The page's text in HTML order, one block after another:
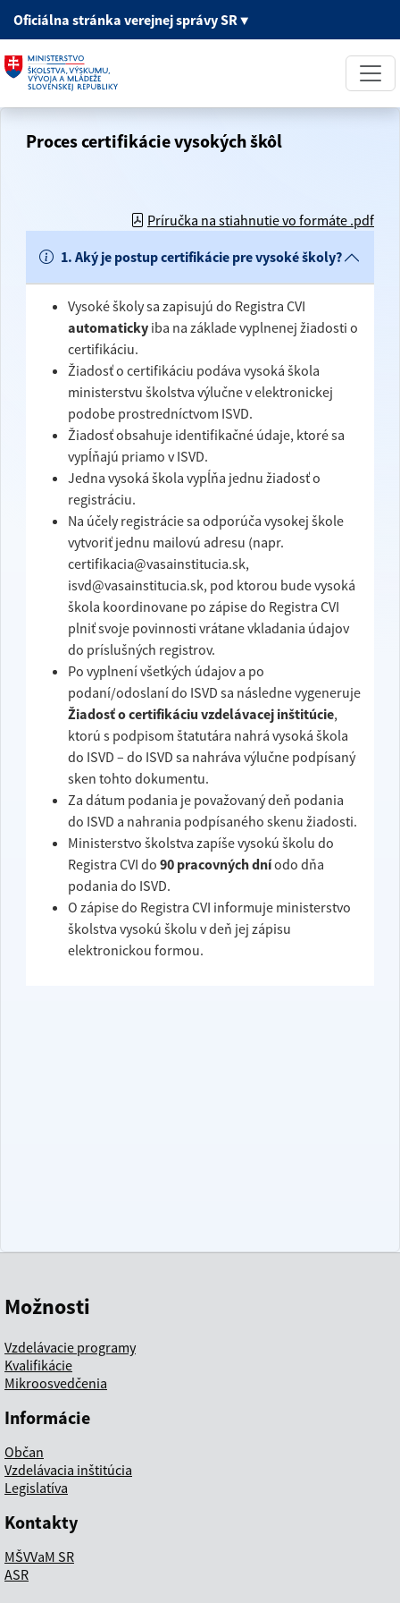
Oficiálna stránka verejnej správy SR▼
Proces certifikácie vysokých škôl
Príručka na stiahnutie vo formáte .pdf
1. Aký je postup certifikácie pre vysoké školy?
Vysoké školy sa zapisujú do Registra CVI
automaticky iba na základe vyplnenej žiadosti o
certifikáciu.
Žiadosť o certifikáciu podáva vysoká škola
ministerstvu školstva výlučne v elektronickej
podobe prostredníctvom ISVD.
Žiadosť obsahuje identifikačné údaje, ktoré sa
vypĺňajú priamo v ISVD.
Jedna vysoká škola vypĺňa jednu žiadosť o
registráciu.
Na účely registrácie sa odporúča vysokej škole
vytvoriť jednu mailovú adresu (napr.
certifikacia@vasainstitucia.sk,
isvd@vasainstitucia.sk, pod ktorou bude vysoká
škola koordinovane po zápise do Registra CVI
plniť svoje povinnosti vrátane vkladania údajov
do príslušných registrov.
Po vyplnení všetkých údajov a po
podaní/odoslaní do ISVD sa následne vygeneruje
Žiadosť o certifikáciu vzdelávacej inštitúcie,
ktorú s podpisom štatutára nahrá vysoká škola
do ISVD – do ISVD sa nahráva výlučne podpísaný
sken tohto dokumentu.
Za dátum podania je považovaný deň podania
do ISVD a nahrania podpísaného skenu žiadosti.
Ministerstvo školstva zapíše vysokú školu do
Registra CVI do 90 pracovných dníodo dňa
podania do ISVD.
O zápise do Registra CVI informuje ministerstvo
školstva vysokú školu v deň jej zápisu
elektronickou formou.
Možnosti
Vzdelávacie programy
Kvalifikácie
Mikroosvedčenia
Informácie
Občan
Vzdelávacia inštitúcia
Legislatíva
Kontakty
MŠVVaM SR
ASR